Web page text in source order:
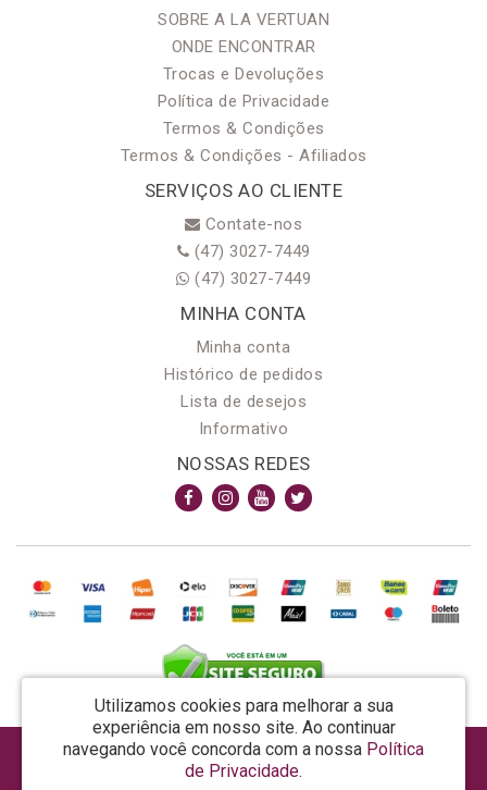
SOBRE A LA VERTUAN
ONDE ENCONTRAR
Trocas e Devoluções
Política de Privacidade
Termos & Condições
Termos & Condições - Afiliados
SERVIÇOS AO CLIENTE
Contate-nos
(47) 3027-7449
(47) 3027-7449
MINHA CONTA
Minha conta
Histórico de pedidos
Lista de desejos
Informativo
NOSSAS REDES
Utilizamos cookies para melhorar a sua
experiência em nosso site. Ao continuar
navegando você concorda com a nossa Política
de Privacidade.
AROMA & MAGIA MANUF DE PROD COSMECEUTICOS LTDA EPP - CNPJ: 81.362.295/0001-48
Rua da Prosperidade, 480 - Araquari - SC - CEP: 89245-000